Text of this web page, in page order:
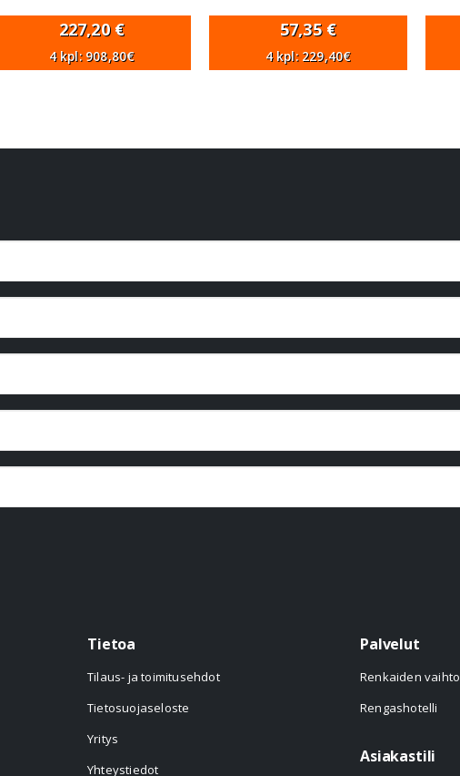
227,20 €
4 kpl: 908,80€
57,35 €
4 kpl: 229,40€
Tietoa
Tilaus- ja toimitusehdot
Tietosuojaseloste
Yritys
Yhteystiedot
Palvelut
Renkaiden vaihto
Rengashotelli
Asiakastili